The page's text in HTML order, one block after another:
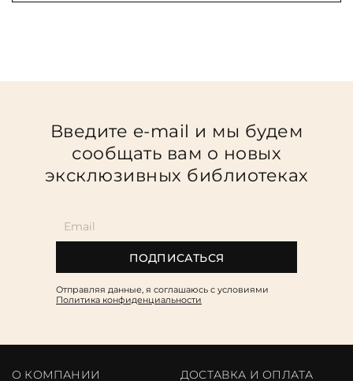
Введите e-mail и мы будем
сообщать вам о новых
эксклюзивных библиотеках
ПОДПИСАТЬСЯ
Отправляя данные, я соглашаюсь c условиями
Политика конфиденциальности
О КОМПАНИИ ДОСТАВКА И ОПЛАТА